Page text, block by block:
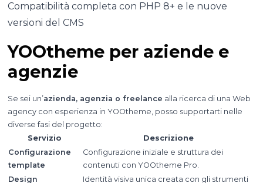
Compatibilità completa con PHP 8+ e le nuove
versioni del CMS
YOOtheme per aziende e
agenzie
Se sei un’azienda, agenzia o freelance alla ricerca di una Web
agency con esperienza in YOOtheme, posso supportarti nelle
diverse fasi del progetto:
Servizio
Descrizione
Configurazione
template
Configurazione iniziale e struttura dei
contenuti con YOOtheme Pro.
Design
Identità visiva unica creata con gli strumenti